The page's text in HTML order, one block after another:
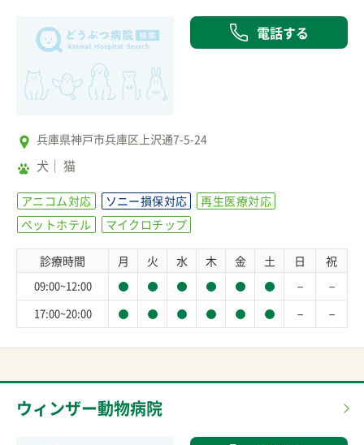
電話する
兵庫県神戸市兵庫区上沢通7-5-24
犬 猫
アニコム対応 ソニー損保対応
再生医療対応
ペットホテル
マイクロチップ
診療時間 月 火 水 木 金 土 日 祝
09:00~12:00 － －
17:00~20:00 － －
ウィンザー動物病院